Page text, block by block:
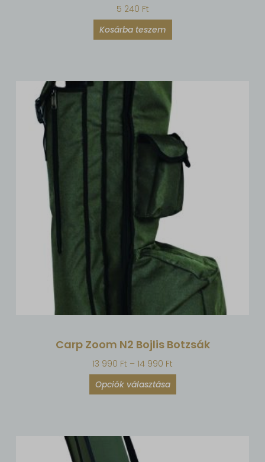
5 240 Ft
Kosárba teszem
Carp Zoom N2 Bojlis Botzsák
13 990 Ft – 14 990 Ft
Opciók választása